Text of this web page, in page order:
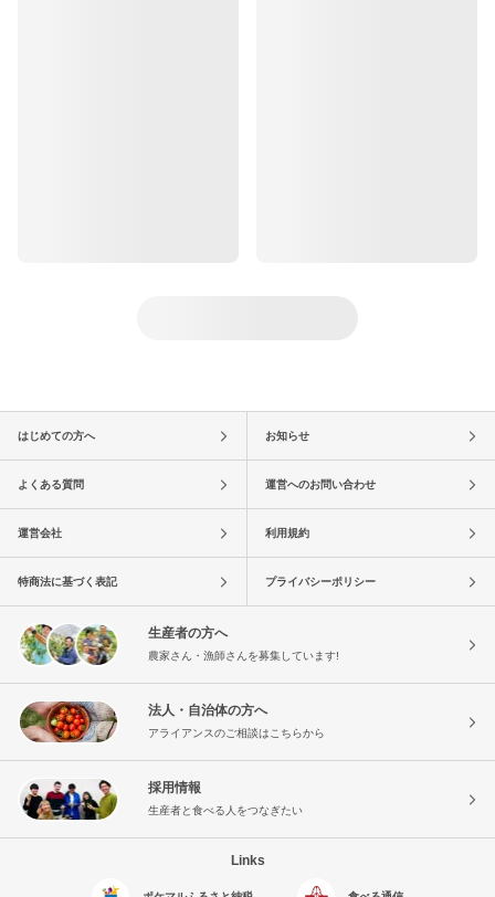
はじめての方へ お知らせ
よくある質問 運営へのお問い合わせ
運営会社 利用規約
特商法に基づく表記 プライバシーポリシー
生産者の方へ
農家さん・漁師さんを募集しています!
法人・自治体の方へ
アライアンスのご相談はこちらから
採用情報
生産者と食べる人をつなぎたい
Links